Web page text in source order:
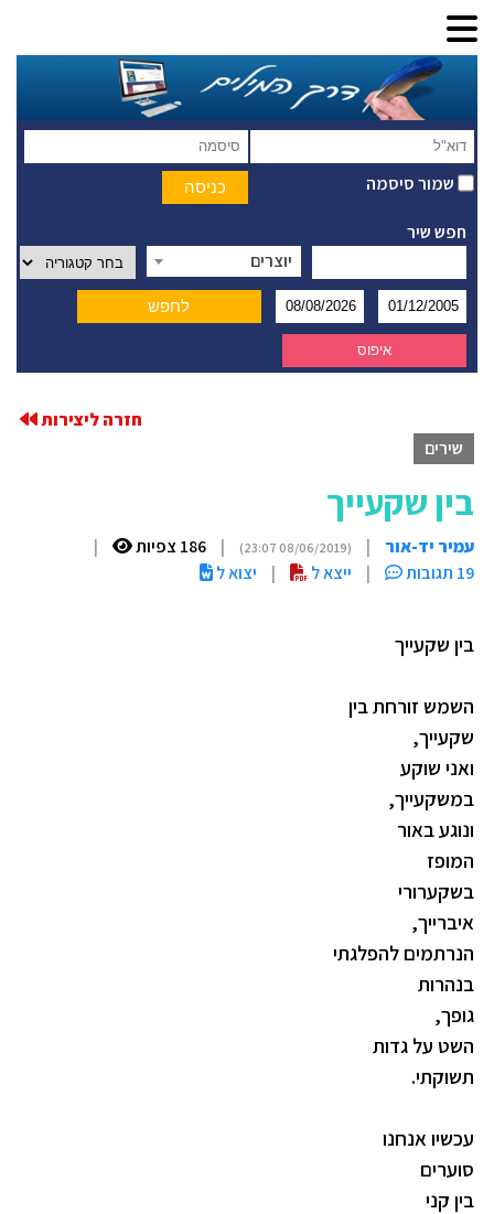
שמור סיסמה
חפש שיר
יוצרים
חזרה ליצירות
שירים
בין שקעייך
עמיר יד-אור |
(08/06/2019 23:07)
| 186 צפיות
|
19 תגובות
| ייצא ל | יצוא ל
בין שקעייך
השמש זורחת בין
שקעייך,
ואני שוקע
במשקעייך,
ונוגע באור
המופז
בשקערורי
איברייך,
הנרתמים להפלגתי
בנהרות
גופך,
השט על גדות
תשוקתי.
עכשיו אנחנו
סוערים
בין קני